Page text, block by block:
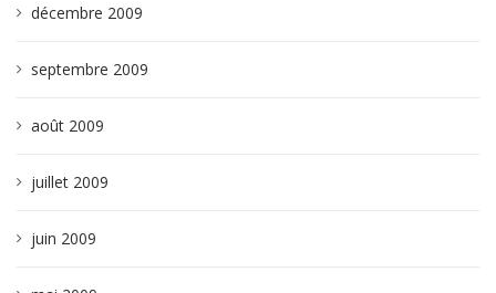
décembre 2009
septembre 2009
août 2009
juillet 2009
juin 2009